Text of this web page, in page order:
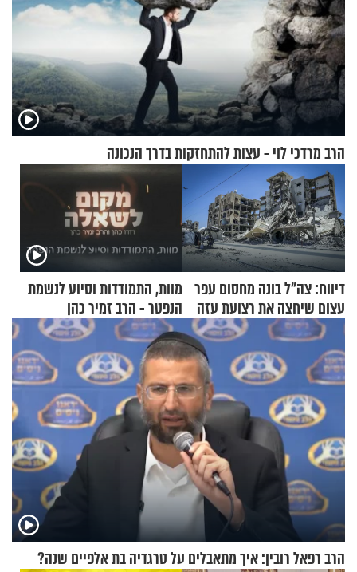
הרב מרדכי לוי - עצות להתחזקות בדרך הנכונה
דיווח: צה"ל בונה מחסום עפר
עצום שיחצה את רצועת עזה
לשניים
מוות, התמודדות וסיוע לנשמת
הנפטר - הרב זמיר כהן
הרב רפאל רובין: איך מתאבלים על טרגדיה בת אלפיים שנה?